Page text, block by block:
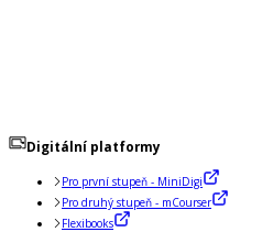
Digitální platformy
Pro první stupeň - MiniDigi
Pro druhý stupeň - mCourser
Flexibooks